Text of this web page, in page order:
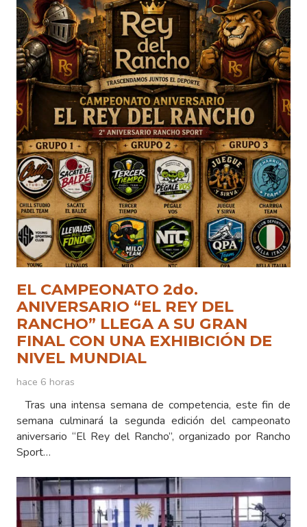
EL CAMPEONATO 2do.
ANIVERSARIO “EL REY DEL
RANCHO” LLEGA A SU GRAN
FINAL CON UNA EXHIBICIÓN DE
NIVEL MUNDIAL
hace 6 horas
Tras una intensa semana de competencia, este fin de
semana culminará la segunda edición del campeonato
aniversario “El Rey del Rancho”, organizado por Rancho
Sport…